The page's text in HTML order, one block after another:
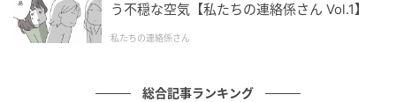
窮地に追い込まれた役員ママがとった最終手段
う不穏な空気【私たちの連絡係さん Vol.1】
私たちの連絡係さん
総合記事ランキング